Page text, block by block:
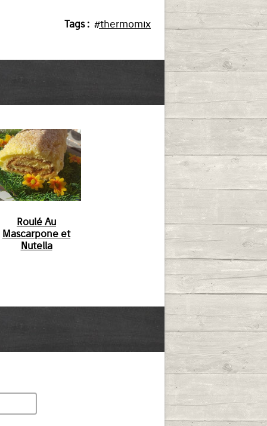
Tags : #thermomix
Roulé Au
Mascarpone et
Nutella